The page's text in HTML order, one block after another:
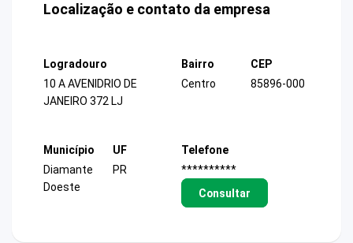
Localização e contato da empresa
Logradouro
10 A AVENIDRIO DE
JANEIRO 372 LJ
Bairro
Centro
CEP
85896-000
Município
Diamante
Doeste
UF
PR
Telefone
**********
Consultar